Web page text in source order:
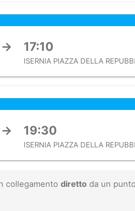
→ 17:10
ISERNIA PIAZZA DELLA
→ 19:30
ISERNIA PIAZZA DELLA
collegamentodiretto da un